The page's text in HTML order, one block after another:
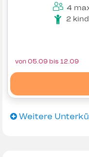
4
2
von 05.09 bis 12.09
Weitere